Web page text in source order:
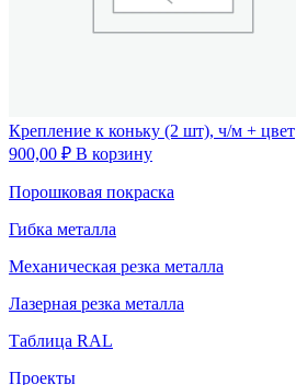
Крепление к коньку (2 шт), ч/м + цвет
900,00 ₽ В корзину
Порошковая покраска
Гибка металла
Механическая резка металла
Лазерная резка металла
Таблица RAL
Проекты